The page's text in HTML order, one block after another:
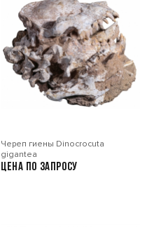
Череп гиены Dinocrocuta
gigantea
Цена по запросу